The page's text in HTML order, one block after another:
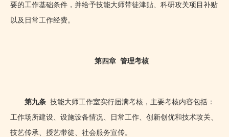
要的工作基础条件，并给予技能大师带徒津贴、科研攻关项目补贴
以及日常工作经费。
第四章 管理考核
第九条 技能大师工作室实行届满考核，主要考核内容包括：
工作场所建设、设施设备情况、日常工作、创新创优和技术攻关、
技艺传承、授艺带徒、社会服务宣传。